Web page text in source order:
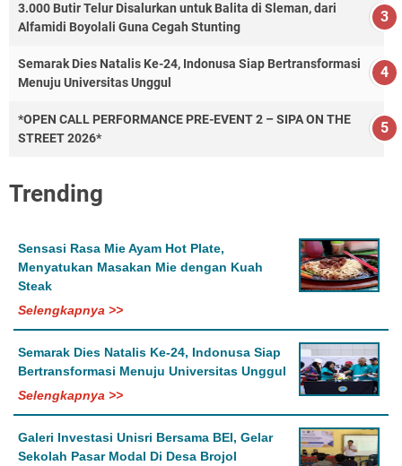
3.000 Butir Telur Disalurkan untuk Balita di Sleman, dari
Alfamidi Boyolali Guna Cegah Stunting
Semarak Dies Natalis Ke-24, Indonusa Siap Bertransformasi
Menuju Universitas Unggul
*OPEN CALL PERFORMANCE PRE-EVENT 2 – SIPA ON THE
STREET 2026*
Trending
Sensasi Rasa Mie Ayam Hot Plate,
Menyatukan Masakan Mie dengan Kuah
Steak
Selengkapnya >>
Semarak Dies Natalis Ke-24, Indonusa Siap
Bertransformasi Menuju Universitas Unggul
Selengkapnya >>
Galeri Investasi Unisri Bersama BEI, Gelar
Sekolah Pasar Modal Di Desa Brojol